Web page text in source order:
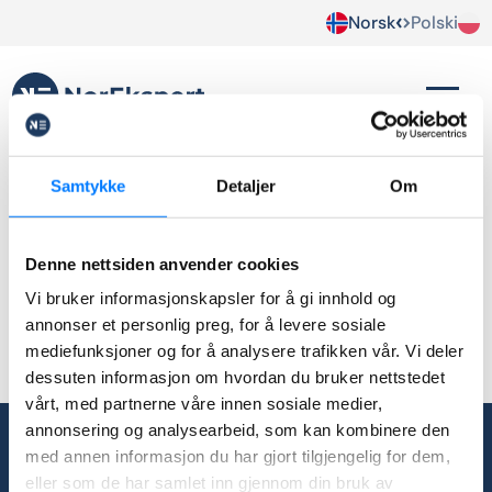
Samtykke Detaljer Om
Denne nettsiden anvender cookies
Vi bruker informasjonskapsler for å gi innhold og
annonser et personlig preg, for å levere sosiale
mediefunksjoner og for å analysere trafikken vår. Vi deler
dessuten informasjon om hvordan du bruker nettstedet
vårt, med partnerne våre innen sosiale medier,
annonsering og analysearbeid, som kan kombinere den
med annen informasjon du har gjort tilgjengelig for dem,
eller som de har samlet inn gjennom din bruk av
Norsk Polski
kostnadsbesparelser
Brak wpisów.
post@norekspert.no